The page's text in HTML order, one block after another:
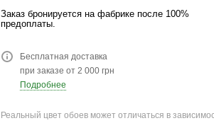
Заказ бронируется на фабрике после 100%
предоплаты.
Бесплатная доставка
при заказе от 2 000 грн
Подробнее
Реальный цвет обоев может отличаться в